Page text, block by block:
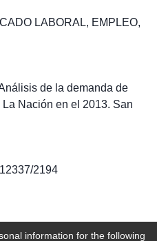
LABORAL, EMPLEO,
de la demanda de
Nación en el 2013. San
2194
information for the following